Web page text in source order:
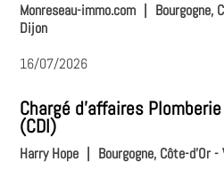
Monreseau-immo.com
Bourgogne,
Dijon
16/07/2026
Chargé d'affaires
(CDI)
Harry Hope | Bourgogne, Côte-d'Or